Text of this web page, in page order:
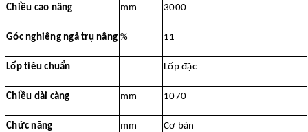
Chiều cao nâng mm 3000
Góc nghiêng ngả trụ nâng % 11
Lốp tiêu chuẩn Lốp đặc
Chiều dài càng mm 1070
Chức năng mm Cơ bản